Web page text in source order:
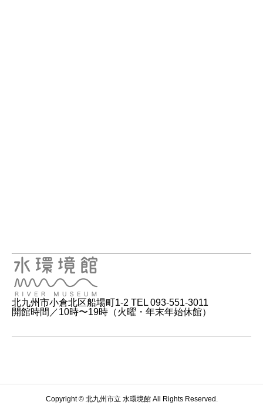
北九州市小倉北区船場町1-2 TEL 093-551-3011
開館時間／10時〜19時（火曜・年末年始休館）
Copyright © 北九州市立 水環境館 All Rights Reserved.